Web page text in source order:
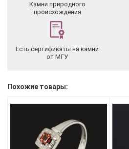
Камни природного
происхождения
Есть сертификаты на камни
от МГУ
Похожие товары: